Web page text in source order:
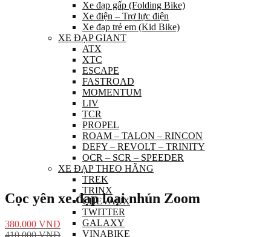
Xe đạp gấp (Folding Bike)
Xe điện – Trợ lực điện
Xe đạp trẻ em (Kid Bike)
XE ĐẠP GIANT
ATX
XTC
ESCAPE
FASTROAD
MOMENTUM
LIV
TCR
PROPEL
ROAM – TALON – RINCON
DEFY – REVOLT – TRINITY
OCR – SCR – SPEEDER
XE ĐẠP THEO HÃNG
TREK
TRINX
CHEVAUX
TWITTER
GALAXY
VINABIKE
Cọc yên xe đạp loại nhún Zoom
380.000 VNĐ
410.000VNĐ